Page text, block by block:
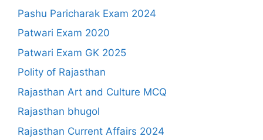
Pashu Paricharak Exam 2024
Patwari Exam 2020
Patwari Exam GK 2025
Polity of Rajasthan
Rajasthan Art and Culture MCQ
Rajasthan bhugol
Rajasthan Current Affairs 2024